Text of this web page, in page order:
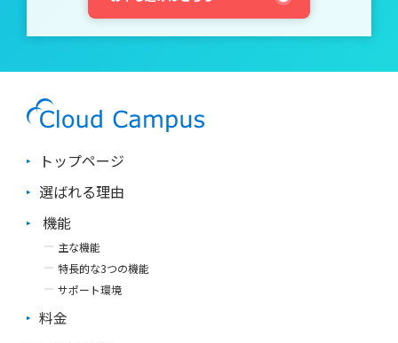
す。 著述家であるダニエル・ピンク氏の著書『モチベーション3.
0 持続する「やる気！」をいかに引き出すか』によると、その
ような社員には、やる気をさらに伸ばすような仕事の任せ方と環
任せること（例：勤務時間の20％を、自分のやりたい仕事にあ
「フロー状態（仕事へ没入している状態）」を作りだすこと
（例：上司が月に1回部下と面談し、フロー状態が得られるよう
でなく、社会的貢献につながる意識を持たせること（例：自分の
外的モチベーションを下げないためにできること 続いて、外的
ます。 モチベーションには内的なアプローチが重要ですが、外
的モチベーションが良好であればあるほど、内的モチベーション
ーマンス向上に成功している企業は、「楽しみ」「意義」「可能
性」の3つのモチベーションを最大化することに成功していま
す。 一方で、社員のパフォーマンス向上に失敗している企業
は、「感情的圧力」「経済的圧力」「惰性」で社員が動いている
なるので、まずマナー研修を行いましょう。 2. ホウレンソウ
「ホウレンソウ」と呼ばれる報告・連絡・相談は、社会人の義務
ちは初めからすべて話そうとして、要点がつかめない報告となり
させることが必要です。 3. コンプライアンス（法令順守） コン
プライアンスとは、企業が法律や規制、内部ルール、倫理的な基
準に従って適切な行動をとることを指します。 コンプライアン
スを学ぶ最大の理由は「やってはいけないことを学ばせるため」
です。 ＜主なコンプライアンス項目＞ ・法律と規制（労働法、
環境法、消費者保護法、競争法、税法など） ・企業内ポリシー
賄の禁止 ・インサイダー取引の禁止 すべて覚えることは難しく
日々の業務において意識することで、企業の信頼性向上と長期的
な成功に繋がります。 4. ITスキル ビジネスシーンではExcel、W
ord、PowerPointといったオフィスツールが使えることは必須
業部ではPowerPointを使ったプレゼンテーションができなくて
外れて過激な内容を発信してしまうのです。 LINEなどメッセン
のほとんどが、軽い気持ちで人を不快にさせる内容や、モラルに
欠ける内容を書き込んでしまう場合です。 ネット上には、様々
な立場の人がいるということを再認識し、投稿する前に本当に問
ートのアカウントなら何かあっても自分が謝れば済む、と考えて
社に迷惑がかかる可能性があることを認識しなくてはなりませ
ん。 情報リテラシー以外の問題 本来の情報リテラシーだけでな
く、別の要因とも絡み合っているケースが多くあります。例え
ば、従業員の個人情報に対する意識の低さや、業務上の規則を守
っていないがゆえに炎上した場合、根本原因はそちらにありソー
し、それらの間接的な要因となった違反行為も、情報リテラシー
と紐づけて考えるべきだと思います。規則を守ってもらうことが
トップページ
選ばれる理由
機能
主な機能
特長的な3つの機能
サポート環境
料金